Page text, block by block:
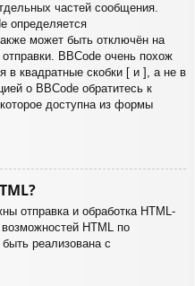
частей сообщения.
определяется
может быть отключён на
BBCode очень похож
в квадратные скобки [ и ], а не в
о BBCode обратитесь к
доступна из формы
отправка и обработка HTML-
HTML по
реализована с